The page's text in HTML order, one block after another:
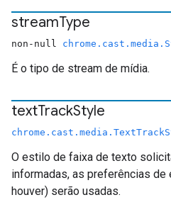
streamType
non-null
É o tipo de stream de mídia.
textTrackStyle
O estilo de faixa de texto
informadas, as preferências
houver) serão usadas.